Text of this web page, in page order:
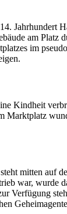
Jahrhundert
am Platz
im
Kindheit
Marktplatz
mitten auf
war, wurde
Verfügung